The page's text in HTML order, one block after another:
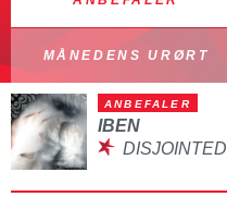
MÅNEDENS URØRT
ANBEFALER
IBEN
DISJOINTED